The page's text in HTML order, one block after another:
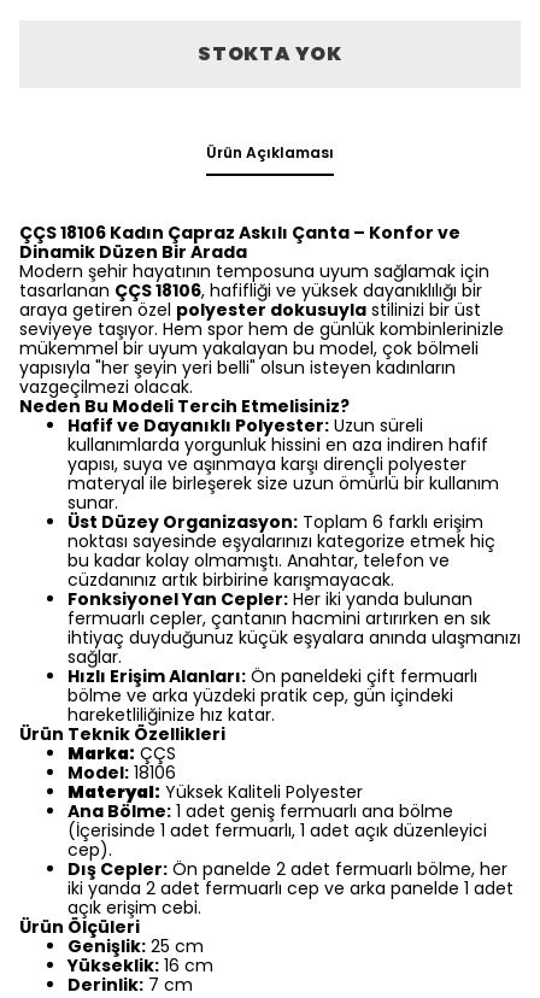
STOKTA YOK
Ürün Açıklaması
ÇÇS 18106 Kadın Çapraz Askılı Çanta – Konfor ve
Dinamik Düzen Bir Arada
Modern şehir hayatının temposuna uyum sağlamak için
tasarlanan ÇÇS 18106, hafifliği ve yüksek dayanıklılığı bir
araya getiren özel polyester dokusuyla stilinizi bir üst
seviyeye taşıyor. Hem spor hem de günlük kombinlerinizle
mükemmel bir uyum yakalayan bu model, çok bölmeli
yapısıyla "her şeyin yeri belli" olsun isteyen kadınların
vazgeçilmezi olacak.
Neden Bu Modeli Tercih Etmelisiniz?
Hafif ve Dayanıklı Polyester: Uzun süreli
kullanımlarda yorgunluk hissini en aza indiren hafif
yapısı, suya ve aşınmaya karşı dirençli polyester
materyal ile birleşerek size uzun ömürlü bir kullanım
sunar.
Üst Düzey Organizasyon: Toplam 6 farklı erişim
noktası sayesinde eşyalarınızı kategorize etmek hiç
bu kadar kolay olmamıştı. Anahtar, telefon ve
cüzdanınız artık birbirine karışmayacak.
Fonksiyonel Yan Cepler: Her iki yanda bulunan
fermuarlı cepler, çantanın hacmini artırırken en sık
ihtiyaç duyduğunuz küçük eşyalara anında ulaşmanızı
sağlar.
Hızlı Erişim Alanları: Ön paneldeki çift fermuarlı
bölme ve arka yüzdeki pratik cep, gün içindeki
hareketliliğinize hız katar.
Ürün Teknik Özellikleri
Marka: ÇÇS
Model: 18106
Materyal: Yüksek Kaliteli Polyester
Ana Bölme: 1 adet geniş fermuarlı ana bölme
(İçerisinde 1 adet fermuarlı, 1 adet açık düzenleyici
cep).
Dış Cepler: Ön panelde 2 adet fermuarlı bölme, her
iki yanda 2 adet fermuarlı cep ve arka panelde 1 adet
açık erişim cebi.
Ürün Ölçüleri
Genişlik: 25 cm
Yükseklik: 16 cm
Derinlik: 7 cm